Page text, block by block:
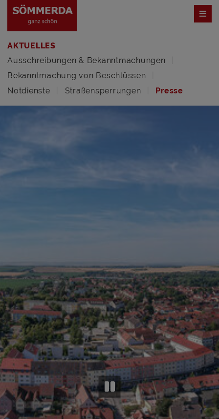
AKTUELLES
Ausschreibungen & Bekanntmachungen
Bekanntmachung von Beschlüssen
Notdienste
Straßensperrungen Presse